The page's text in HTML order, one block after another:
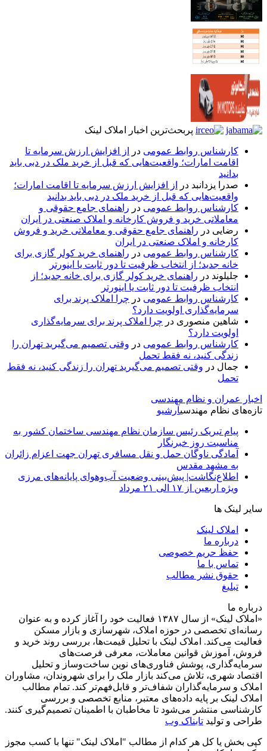
پربحث‌ترین اخبار املاک لینک
کارشناس روابط عمومی در
از افزایش ارزش سرمایه تا
اقامت امارات؛ واقعیت‌هایی که قبل از خرید ملک در دبی باید
بدانید
صدرا یزدانبد در
از افزایش ارزش سرمایه تا اقامت امارات؛
واقعیت‌هایی که قبل از خرید ملک در دبی باید بدانید
کارشناس روابط عمومی در راهنمای جامع حقوقی و
معاملاتی خرید و فروش کارخانه و املاک صنعتی در ایران
رضایی در راهنمای جامع حقوقی و معاملاتی خرید و فروش
کارخانه و املاک صنعتی در ایران
کارشناس روابط عمومی در راهنمای خرید کولر گازی برای
خانه جدید؛ از انتخاب ظرفیت تا دور ثابت یا اینورتر
جلیلوند در راهنمای خرید کولر گازی برای خانه جدید؛ از
انتخاب ظرفیت تا دور ثابت یا اینورتر
کارشناس روابط عمومی در چرا املاک پرند برای
سرمایه‌گذاری اولویت دارد؟
شاهین منصوری در چرا املاک پرند برای سرمایه‌گذاری
اولویت دارد؟
کارشناس روابط عمومی در وقتی تصمیم می‌گیرید تهران را
زندگی کنید، نه فقط تحمل
جمال در وقتی تصمیم می‌گیرید تهران را زندگی کنید، نه فقط
تحمل
اخبار عمران و نظام مهندسی
تازه‌های نظام مهندسیآرشیو
پیام تبریک رئیس سازمان نظام مهندسی ساختمان کشور به
مناسبت روز خبرنگار
آمادگی ناوگان حمل و نقل مسافری تهران جهت اعزام زائران
به مشهد مقدس
اطلاع‌نگاشت| پیش‌بینی وضعیت آب‌وهوای پایانه‌های مرزی
ویژه اربعین از ۱۷ الی ۲۱ مرداد
سایر لینک ها
املاک لینک
درباره ما
حفظ حریم خصوصی
تماس با ما
حقوق نشر مطالب
تبلیغ
درباره ما
«املاک لینک» از سال ۱۳۸۷ فعالیت خود را آغاز کرده و به عنوان
رسانه‌ای تخصصی در حوزه املاک، شهرسازی و بازار مسکن
فعالیت می‌کند. املاک لینک با تحلیل قیمت‌ها، بررسی روند خرید و
فروش، آموزش قوانین معاملات، معرفی فرصت‌های
سرمایه‌گذاری، پوشش فناوری‌های نوین ساخت‌وساز و تحلیل
اقتصاد شهری، تلاش می‌کند بازار ملک را برای شهروندان، مشاوران
املاک و سرمایه‌گذاران شفاف‌تر و قابل‌فهم‌تر کند. تمام مطالب
املاک لینک بر پایه داده‌های معتبر، منابع تخصصی و بررسی
کارشناسی منتشر می‌شود تا مخاطبان با اطمینان تصمیم‌گیری کنند.
طراحی و تولید تابناک وب
کپی بخش یا کل هر کدام از مطالب "املاک لینک" تنها با کسب مجوز